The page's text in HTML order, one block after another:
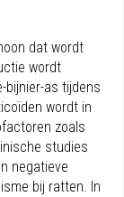
dat wordt
wordt
bijnier-as tijdens
wordt in
zoals
studies
negatieve
bij ratten. In